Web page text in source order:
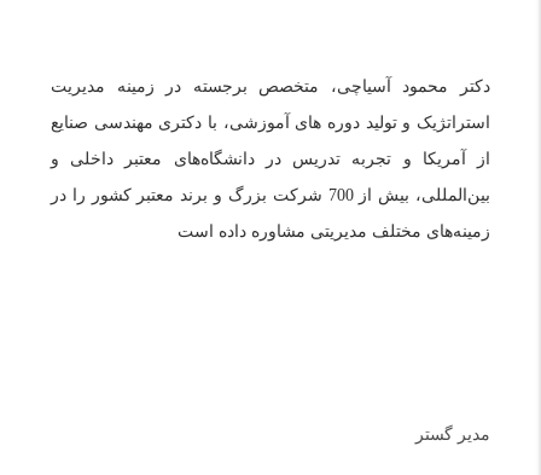
دکتر محمود آسیاچی، متخصص برجسته در زمینه مدیریت
استراتژیک و تولید دوره های آموزشی، با دکتری مهندسی صنایع
از آمریکا و تجربه تدریس در دانشگاه‌های معتبر داخلی و
بین‌المللی، بیش از 700 شرکت بزرگ و برند معتبر کشور را در
زمینه‌های مختلف مدیریتی مشاوره داده است
مدیر گستر